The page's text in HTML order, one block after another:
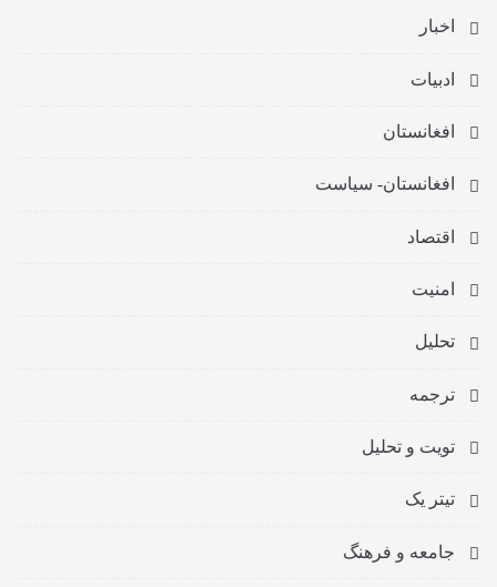
اخبار
ادبیات
افغانستان
افغانستان- سیاست
اقتصاد
امنیت
تحلیل
ترجمه
تویت و تحلیل
تیتر یک
جامعه و فرهنگ